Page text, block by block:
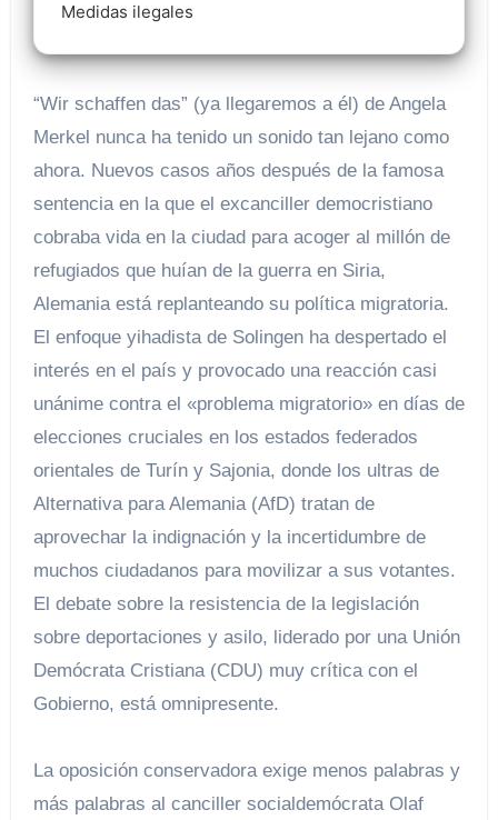
Medidas ilegales
“Wir schaffen das” (ya llegaremos a él) de Angela
Merkel nunca ha tenido un sonido tan lejano como
ahora. Nuevos casos años después de la famosa
sentencia en la que el excanciller democristiano
cobraba vida en la ciudad para acoger al millón de
refugiados que huían de la guerra en Siria,
Alemania está replanteando su política migratoria.
El enfoque yihadista de Solingen ha despertado el
interés en el país y provocado una reacción casi
unánime contra el «problema migratorio» en días de
elecciones cruciales en los estados federados
orientales de Turín y Sajonia, donde los ultras de
Alternativa para Alemania (AfD) tratan de
aprovechar la indignación y la incertidumbre de
muchos ciudadanos para movilizar a sus votantes.
El debate sobre la resistencia de la legislación
sobre deportaciones y asilo, liderado por una Unión
Demócrata Cristiana (CDU) muy crítica con el
Gobierno, está omnipresente.
La oposición conservadora exige menos palabras y
más palabras al canciller socialdemócrata Olaf